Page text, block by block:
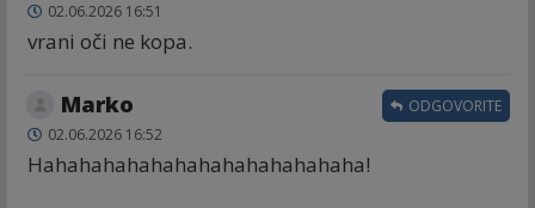
02.06.2026 16:51
vrani oči ne kopa.
Marko
02.06.2026 16:52
Hahahahahahahahahahahahahaha!
ODGOVORITE